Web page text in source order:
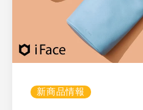
新商品情報